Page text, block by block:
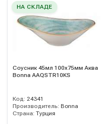
НА СКЛАДЕ
Соусник 45мл 100х75мм Аква
Bonna AAQSTR10KS
Код: 24341
Производитель: Bonna
Страна: Турция